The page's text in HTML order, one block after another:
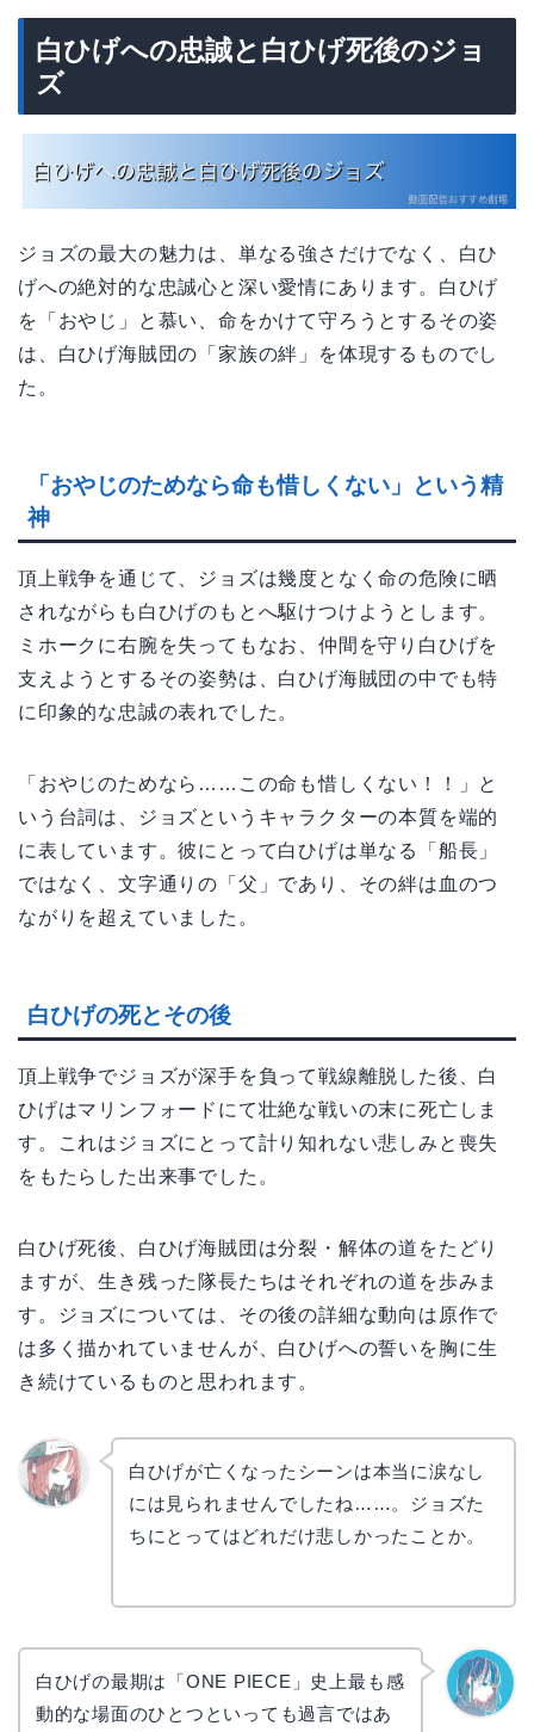
白ひげへの忠誠と白ひげ死後のジョ
ズ
ジョズの最大の魅力は、単なる強さだけでなく、白ひ
げへの絶対的な忠誠心と深い愛情にあります。白ひげ
を「おやじ」と慕い、命をかけて守ろうとするその姿
は、白ひげ海賊団の「家族の絆」を体現するものでし
た。
「おやじのためなら命も惜しくない」という精
神
頂上戦争を通じて、ジョズは幾度となく命の危険に晒
されながらも白ひげのもとへ駆けつけようとします。
ミホークに右腕を失ってもなお、仲間を守り白ひげを
支えようとするその姿勢は、白ひげ海賊団の中でも特
に印象的な忠誠の表れでした。
「おやじのためなら……この命も惜しくない！！」と
いう台詞は、ジョズというキャラクターの本質を端的
に表しています。彼にとって白ひげは単なる「船長」
ではなく、文字通りの「父」であり、その絆は血のつ
ながりを超えていました。
白ひげの死とその後
頂上戦争でジョズが深手を負って戦線離脱した後、白
ひげはマリンフォードにて壮絶な戦いの末に死亡しま
す。これはジョズにとって計り知れない悲しみと喪失
をもたらした出来事でした。
白ひげ死後、白ひげ海賊団は分裂・解体の道をたどり
ますが、生き残った隊長たちはそれぞれの道を歩みま
す。ジョズについては、その後の詳細な動向は原作で
は多く描かれていませんが、白ひげへの誓いを胸に生
き続けているものと思われます。
白ひげが亡くなったシーンは本当に涙なし
には見られませんでしたね……。ジョズた
ちにとってはどれだけ悲しかったことか。
白ひげの最期は「ONE PIECE」史上最も感
動的な場面のひとつといっても過言ではあ